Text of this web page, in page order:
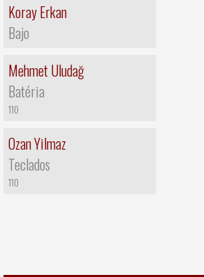
Koray Erkan
Bajo
Mehmet Uludağ
Batéria
110
Ozan Yilmaz
Teclados
110